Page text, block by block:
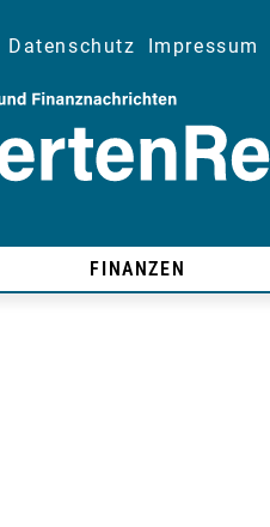
Datenschutz Impressum
FINANZEN